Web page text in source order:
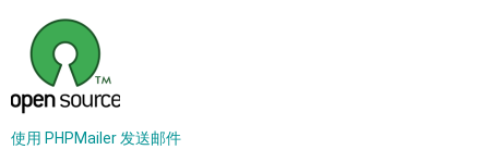
使用 PHPMailer 发送邮件